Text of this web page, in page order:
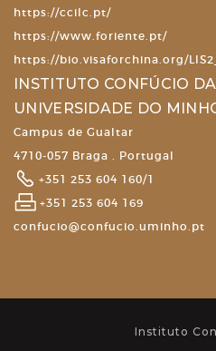
https://ccilc.pt/
https://www.foriente.pt/
https://bio.visaforchina.org/
INSTITUTO CONFÚCIO DA
UNIVERSIDADE DO
Campus de Gualtar
4710-057 Braga . Portugal
+351 253 604 160/1
+351 253 604 169
confucio@confucio.uminho.pt
Instituto